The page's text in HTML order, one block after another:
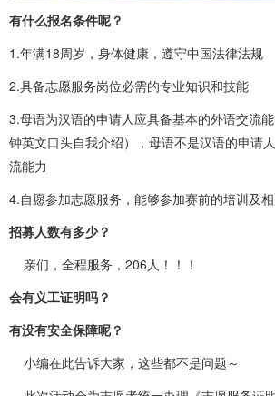
有什么报名条件呢？
1.年满18周岁，身体健康，遵守中国法律法规
2.具备志愿服务岗位必需的专业知识和技能
3.母语为汉语的申请人应具备基本的外语交流
钟英文口头自我介绍），母语不是汉语的申请
流能力
4.自愿参加志愿服务，能够参加赛前的培训及
招募人数有多少？
亲们，全程服务，206人！！！
会有义工证明吗？
有没有安全保障呢？
小编在此告诉大家，这些都不是问题～